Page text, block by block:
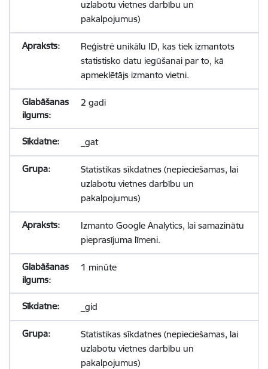
uzlabotu vietnes darbību un
pakalpojumus)
Reģistrē unikālu ID, kas tiek izmantots
statistisko datu iegūšanai par to, kā
apmeklētājs izmanto vietni.
2 gadi
_gat
Statistikas sīkdatnes (nepieciešamas, lai
uzlabotu vietnes darbību un
pakalpojumus)
Izmanto Google Analytics, lai samazinātu
pieprasījuma līmeni.
1 minūte
_gid
Statistikas sīkdatnes (nepieciešamas, lai
uzlabotu vietnes darbību un
pakalpojumus)